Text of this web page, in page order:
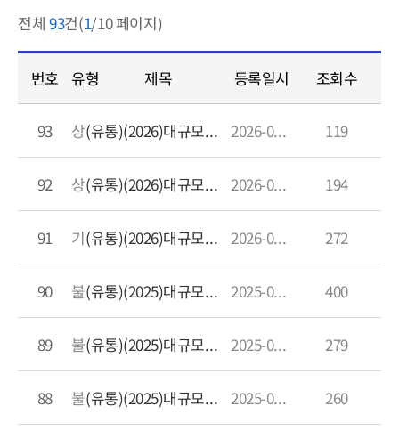
전체 93건(1/10 페이지)
번호 유형 제목 등록일시 조회수
93 상품 수령 거부 및 반품 (유통)(2026)대규모유통업자의 상품수령거부 관련 분쟁조정 사례 2026-06-15 13:26:51.0 119
92 상품대금 지급 (유통)(2026)대규모유통업자의 상품판매대금 미지급 관련 분쟁조정 사례 2026-03-30 14:55:38.0 194
91 기타 (유통)(2026)대규모유통업자의 불이익 제공 행위 관련 분쟁조정 사례 2026-01-29 14:48:57.0 272
90 불이익제공 및 경제적 이익 제공 요구 (유통)(2025)대규모유통업자의 불이익 제공 행위 관련 분쟁조정 사례 2025-09-29 15:05:23.0 400
89 불이익제공 및 경제적 이익 제공 요구 (유통)(2025)대규모유통업자의 불이익제공 등 관련 분쟁 2025-07-30 16:15:07.0 279
88 불이익제공 및 경제적 이익 제공 요구 (유통)(2025)대규모유통업자의 불이익제공 등 관련 분쟁 2025-05-30 17:05:17.0 260